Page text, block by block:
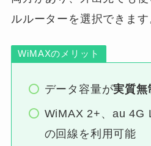
ルルーターを選択できます
WiMAXのメリット
データ容量が実質無
WiMAX 2+、au 4G
の回線を利用可能